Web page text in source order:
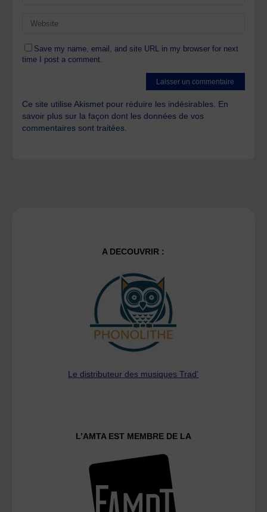
Save my name, email, and site URL in my browser for next
time I post a comment.
Ce site utilise Akismet pour réduire les indésirables. En
savoir plus sur la façon dont les données de vos
commentaires sont traitées
A DECOUVRIR :
Le distributeur des musiques Trad'
L’AMTA EST MEMBRE DE LA